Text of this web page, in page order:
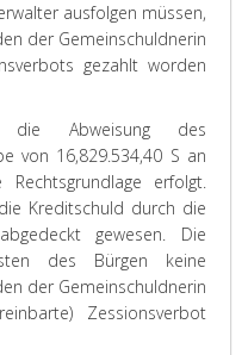
ausfolgen müssen,
der Gemeinschuldnerin
gezahlt worden
die Abweisung des
von 16,829.534,40 S an
erfolgt.
Kreditschuld durch die
gewesen. Die
des Bürgen keine
der Gemeinschuldnerin
Zessionsverbot